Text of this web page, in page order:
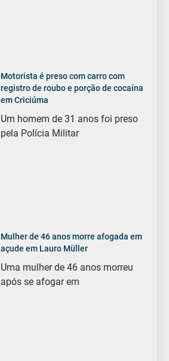
Motorista é preso com carro com
registro de roubo e porção de cocaína
em Criciúma
Um homem de 31 anos foi preso
pela Polícia Militar
Mulher de 46 anos morre afogada em
açude em Lauro Müller
Uma mulher de 46 anos morreu
após se afogar em